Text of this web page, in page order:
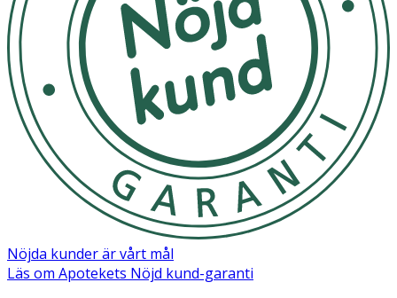
Ingredienser:
INGREDIENTS : BUTYL ACETATE, ETHYL ACETATE,
NITROCELLULOSE, ACETYL TRIBUTYL CITRATE, ADIPIC
ACID/NEOPENTYL GLYCOL/TRIMELLITIC ANHYDRIDE
COPOLYMER, ALCOHOL, SILICA, CAPRYLIC/CAPRIC
TRIGLYCERIDE, ACRYLATES COPOLYMER,
STEARALKONIUM BENTONITE, DIMETHYL OXOBENZO
DIOXASILANE, ETOCRYLENE, DIACETONE ALCOHOL,
TITANIUM DIOXIDE (CI 77891), HEXANAL, APIUM
GRAVEOLENS (CELERY) SEED EXTRACT, GLYCOLIC ACID,
PHOSPHORIC ACID, ISOPROPYL ALCOHOL,
TOCOPHEROL, AQUA (WATER, EAU).
Nöjda kunder är vårt mål
Läs om Apotekets Nöjd kund-garanti